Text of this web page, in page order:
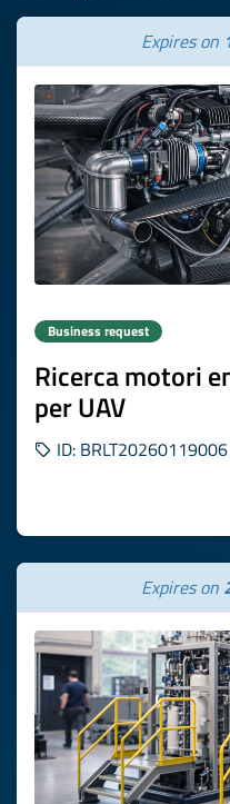
Expires on
Business request
Ricerca motori
per UAV
ID: BRLT20260119006
Expires on